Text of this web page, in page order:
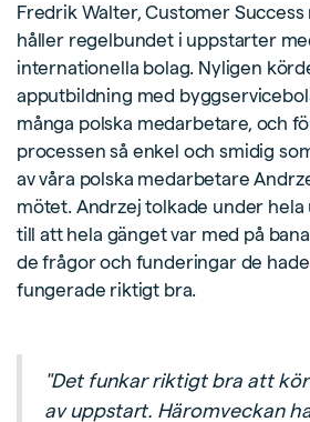
Fredrik Walter, Customer Success
håller regelbundet i uppstarter
internationella bolag. Nyligen
apputbildning med
många polska medarbetare, och
processen så enkel och smidig
av våra polska medarbetare
mötet. Andrzej tolkade under hela
till att hela gänget var med på
de frågor och funderingar de
fungerade riktigt bra.
"Det funkar riktigt bra att
av uppstart. Häromveckan